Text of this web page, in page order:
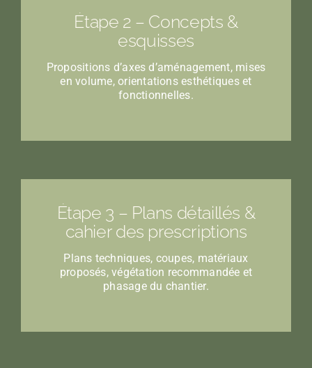
Étape 2 – Concepts &
esquisses
Propositions d’axes d’aménagement, mises
en volume, orientations esthétiques et
fonctionnelles.
Étape 3 – Plans détaillés &
cahier des prescriptions
Plans techniques, coupes, matériaux
proposés, végétation recommandée et
phasage du chantier.